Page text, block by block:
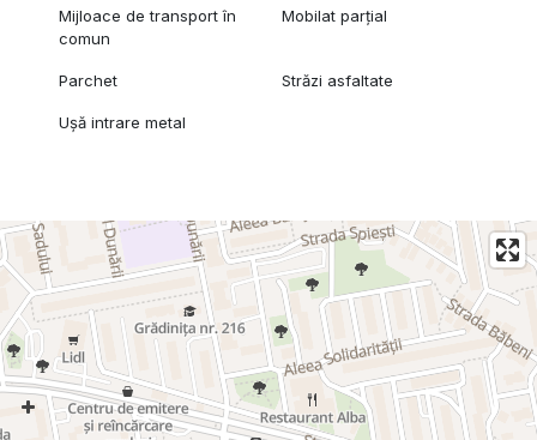
Mijloace de transport în
comun
Mobilat parțial
Parchet Străzi asfaltate
Ușă intrare metal